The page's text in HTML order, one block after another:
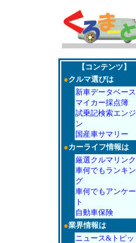
【コンテンツ】
●クルマ選びは
新車データベース
マイカー採点簿
試乗記検索エンジ
ン
国産車サマリー
●カーライフ情報は
厳選クルマリンク
車何でもランキン
グ
車何でもアンケー
ト
自動車保険
●業界情報は
ニュース&トピッ